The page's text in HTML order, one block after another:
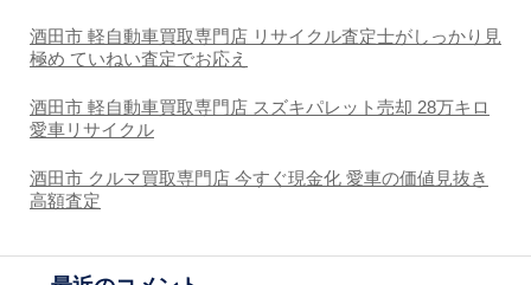
酒田市 軽自動車買取専門店 リサイクル査定士がしっかり見
極め ていねい査定でお応え
酒田市 軽自動車買取専門店 スズキパレット売却 28万キロ
愛車リサイクル
酒田市 クルマ買取専門店 今すぐ現金化 愛車の価値見抜き
高額査定